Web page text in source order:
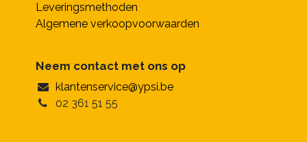
Leveringsmethoden
Algemene verkoopvoorwaarden
Neem contact met ons op
klantenservice@ypsi.be
02 361 51 55